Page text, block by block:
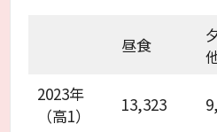
昼食
2023年
（高1）
13,323